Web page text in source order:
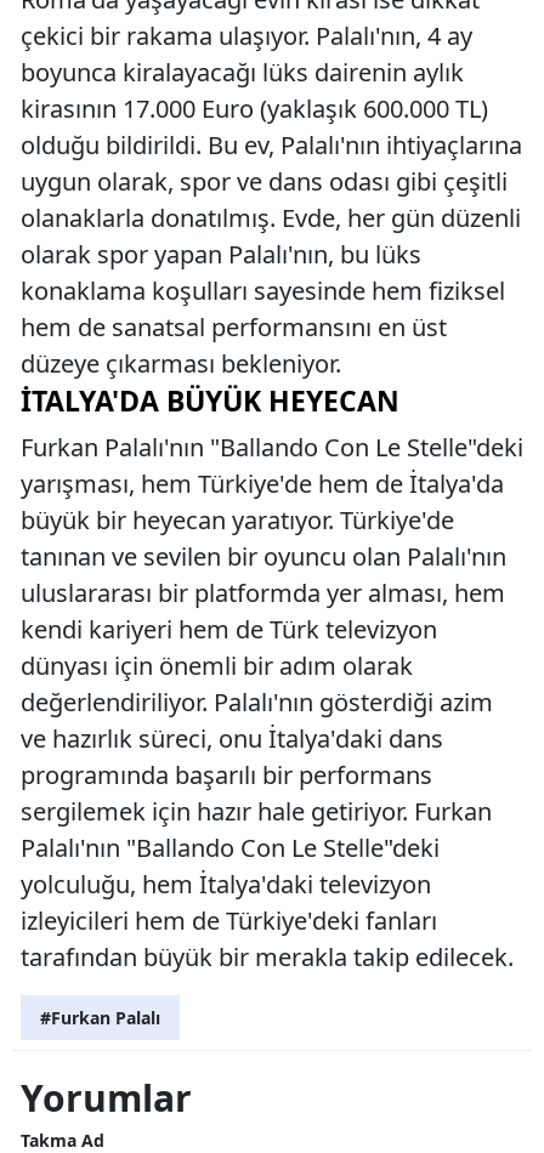
çekici bir rakama ulaşıyor. Palalı'nın, 4 ay
boyunca kiralayacağı lüks dairenin aylık
kirasının 17.000 Euro (yaklaşık 600.000 TL)
olduğu bildirildi. Bu ev, Palalı'nın ihtiyaçlarına
uygun olarak, spor ve dans odası gibi çeşitli
olanaklarla donatılmış. Evde, her gün düzenli
olarak spor yapan Palalı'nın, bu lüks
konaklama koşulları sayesinde hem fiziksel
hem de sanatsal performansını en üst
düzeye çıkarması bekleniyor.
İTALYA'DA BÜYÜK HEYECAN
Furkan Palalı'nın "Ballando Con Le Stelle"deki
yarışması, hem Türkiye'de hem de İtalya'da
büyük bir heyecan yaratıyor. Türkiye'de
tanınan ve sevilen bir oyuncu olan Palalı'nın
uluslararası bir platformda yer alması, hem
kendi kariyeri hem de Türk televizyon
dünyası için önemli bir adım olarak
değerlendiriliyor. Palalı'nın gösterdiği azim
ve hazırlık süreci, onu İtalya'daki dans
programında başarılı bir performans
sergilemek için hazır hale getiriyor. Furkan
Palalı'nın "Ballando Con Le Stelle"deki
yolculuğu, hem İtalya'daki televizyon
izleyicileri hem de Türkiye'deki fanları
tarafından büyük bir merakla takip edilecek.
#Furkan Palalı
Yorumlar
Takma Ad